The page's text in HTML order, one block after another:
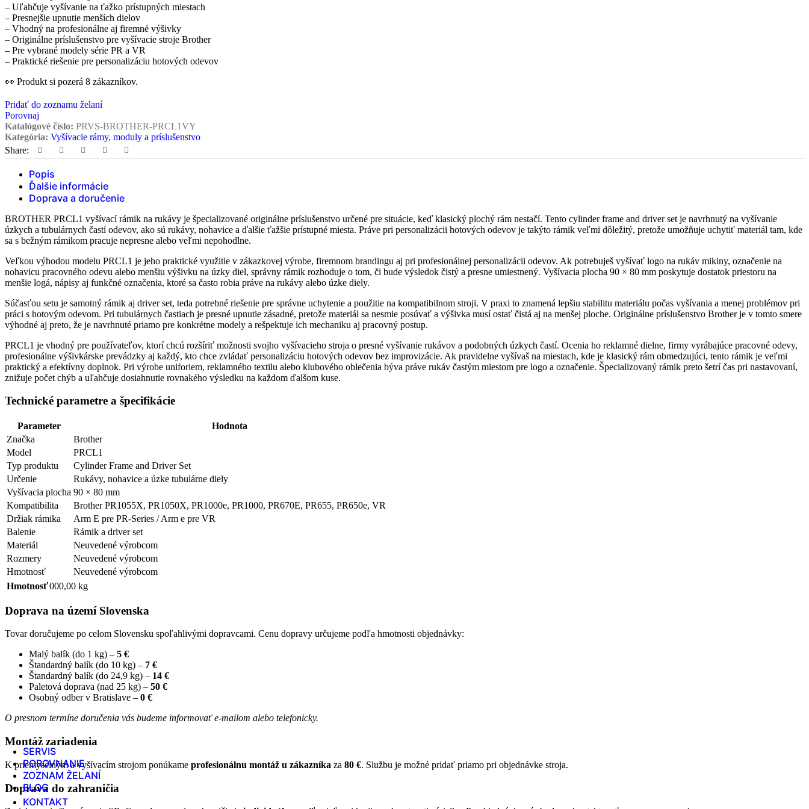
Krajčírske busty
Patchwork, quilting
Technické spreje a oleje
Servis a poradenstvo
Zobraziť SERVIS
SERVIS
POROVNANIE
ZOZNAM ŽELANÍ
BLOG
KONTAKT
– Uľahčuje vyšívanie na ťažko prístupných miestach
– Presnejšie upnutie menších dielov
– Vhodný na profesionálne aj firemné výšivky
– Originálne príslušenstvo pre vyšívacie stroje Brother
– Pre vybrané modely série PR a VR
– Praktické riešenie pre personalizáciu hotových odevov
👀 Produkt si pozerá 8 zákazníkov.
Pridať do zoznamu želaní
Porovnaj
Katalógové číslo: PRVS-BROTHER-PRCL1VY
Kategória: Vyšívacie rámy, moduly a príslušenstvo
Share:
Popis
Ďalšie informácie
Doprava a doručenie
BROTHER PRCL1 vyšívací rámik na rukávy je špecializované originálne príslušenstvo určené pre situácie, keď klasický plochý rám nestačí. Tento cylinder frame and driver set je navrhnutý na vyšívanie
úzkych a tubulárnych častí odevov, ako sú rukávy, nohavice a ďalšie ťažšie prístupné miesta. Práve pri personalizácii hotových odevov je takýto rámik veľmi dôležitý, pretože umožňuje uchytiť materiál tam, kde
sa s bežným rámikom pracuje nepresne alebo veľmi nepohodlne.
Veľkou výhodou modelu PRCL1 je jeho praktické využitie v zákazkovej výrobe, firemnom brandingu aj pri profesionálnej personalizácii odevov. Ak potrebuješ vyšívať logo na rukáv mikiny, označenie na
nohavicu pracovného odevu alebo menšiu výšivku na úzky diel, správny rámik rozhoduje o tom, či bude výsledok čistý a presne umiestnený. Vyšívacia plocha 90 × 80 mm poskytuje dostatok priestoru na
menšie logá, nápisy aj funkčné označenia, ktoré sa často robia práve na rukávy alebo úzke diely.
Súčasťou setu je samotný rámik aj driver set, teda potrebné riešenie pre správne uchytenie a použitie na kompatibilnom stroji. V praxi to znamená lepšiu stabilitu materiálu počas vyšívania a menej problémov pri
práci s hotovým odevom. Pri tubulárnych častiach je presné upnutie zásadné, pretože materiál sa nesmie posúvať a výšivka musí ostať čistá aj na menšej ploche. Originálne príslušenstvo Brother je v tomto smere
výhodné aj preto, že je navrhnuté priamo pre konkrétne modely a rešpektuje ich mechaniku aj pracovný postup.
PRCL1 je vhodný pre používateľov, ktorí chcú rozšíriť možnosti svojho vyšívacieho stroja o presné vyšívanie rukávov a podobných úzkych častí. Ocenia ho reklamné dielne, firmy vyrábajúce pracovné odevy,
profesionálne výšivkárske prevádzky aj každý, kto chce zvládať personalizáciu hotových odevov bez improvizácie. Ak pravidelne vyšívaš na miestach, kde je klasický rám obmedzujúci, tento rámik je veľmi
praktický a efektívny doplnok. Pri výrobe uniforiem, reklamného textilu alebo klubového oblečenia býva práve rukáv častým miestom pre logo a označenie. Špecializovaný rámik preto šetrí čas pri nastavovaní,
znižuje počet chýb a uľahčuje dosiahnutie rovnakého výsledku na každom ďalšom kuse.
Technické parametre a špecifikácie
Parameter
Hodnota
Značka
Brother
Model
PRCL1
Typ produktu
Cylinder Frame and Driver Set
Určenie
Rukávy, nohavice a úzke tubulárne diely
Vyšívacia plocha 90 × 80 mm
Kompatibilita
Brother PR1055X, PR1050X, PR1000e, PR1000, PR670E, PR655, PR650e, VR
Držiak rámika
Arm E pre PR-Series / Arm e pre VR
Balenie
Rámik a driver set
Materiál
Neuvedené výrobcom
Rozmery
Neuvedené výrobcom
Hmotnosť
Neuvedené výrobcom
Hmotnosť000,00 kg
Doprava na území Slovenska
Tovar doručujeme po celom Slovensku spoľahlivými dopravcami. Cenu dopravy určujeme podľa hmotnosti objednávky:
Malý balík (do 1 kg) – 5 €
Štandardný balík (do 10 kg) – 7 €
Štandardný balík (do 24,9 kg) – 14 €
Paletová doprava (nad 25 kg) – 50 €
Osobný odber v Bratislave – 0 €
O presnom termíne doručenia vás budeme informovať e-mailom alebo telefonicky.
Montáž zariadenia
K priemyselným a vyšívacím strojom ponúkame profesionálnu montáž u zákazníka za 80 €. Službu je možné pridať priamo pri objednávke stroja.
Doprava do zahraničia